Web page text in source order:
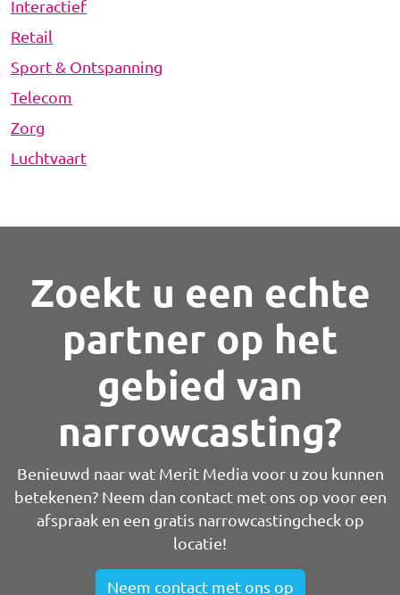
Interactief
Retail
Sport & Ontspanning
Telecom
Zorg
Luchtvaart
Zoekt u een echte
partner op het
gebied van
narrowcasting?
Benieuwd naar wat Merit Media voor u zou kunnen
betekenen? Neem dan contact met ons op voor een
afspraak en een gratis narrowcastingcheck op
locatie!
Neem contact met ons op